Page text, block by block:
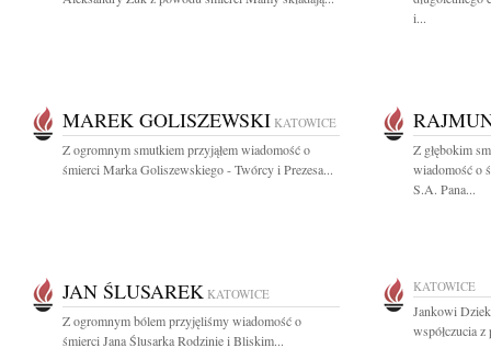
i...
MAREK GOLISZEWSKI KATOWICE
Z ogromnym smutkiem przyjąłem wiadomość o
śmierci Marka Goliszewskiego - Twórcy i Prezesa...
Z głębokim
wiadomość o
S.A. Pana...
JAN ŚLUSAREK KATOWICE
Z ogromnym bólem przyjęliśmy wiadomość o
śmierci Jana Ślusarka Rodzinie i Bliskim...
KATOWICE
Jankowi
współczucia